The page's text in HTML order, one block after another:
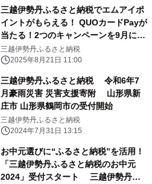
三越伊勢丹ふるさと納税でエムアイポ
イントがもらえる！ QUOカードPayが
当たる！2つのキャンペーンを9月に開
催
三越伊勢丹ふるさと納税
2025年8月21日 11:00
三越伊勢丹ふるさと納税 令和6年7
月豪雨災害 災害支援寄附 山形県新
庄市 山形県鶴岡市の受付開始
三越伊勢丹ふるさと納税
2024年7月31日 13:15
お中元選びに“ふるさと納税”を活用！
「三越伊勢丹ふるさと納税のお中元
2024」受付スタート 三越伊勢丹グ